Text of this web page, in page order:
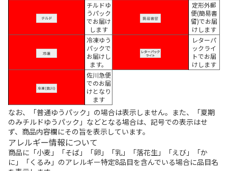
チルドゆ
うパック
でお届け
します
定形外郵
便(簡易書
留)でお届
けします
冷凍ゆう
パックで
お届けし
ます。
レターパ
ックライ
トでお届
けします
佐川急便
でのお届
けとなり
ます
なお、「普通ゆうパック」の場合は表示しません。また、「夏期
のみチルドゆうパック」などとなる場合は、記号での表示はせ
ず、商品内容欄にその旨を表示しています。
アレルギー情報について
商品に「小麦」「そば」「卵」「乳」「落花生」「えび」「か
に」「くるみ」のアレルギー特定8品目を含んでいる場合に品目名